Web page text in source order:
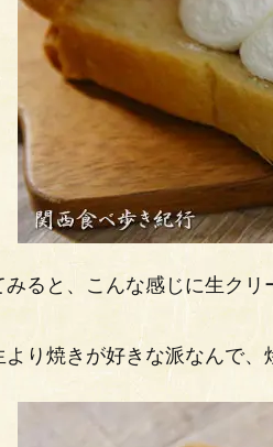
みると、こんな感じに生ク
り焼きが好きな派なんで、